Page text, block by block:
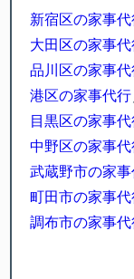
新宿区の家事代
大田区の家事代
品川区の家事代
港区の家事代行
目黒区の家事
中野区の家事代
武蔵野市の家
町田市の家事代
調布市の家事代